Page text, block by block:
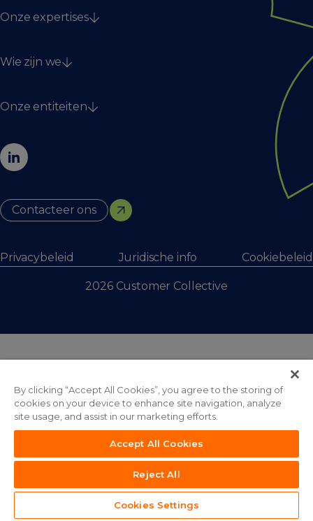
Onze expertises
Technology & data
Wie zijn we
Ons Collectief
Jobs
Contact
Onze entiteiten
Dignify
EnoRm
Fightclub
The House of Marketing
Webworks
Contacteer ons
Privacybeleid Juridische info Cookiebeleid
2026 Customer Collective
By clicking “Accept All Cookies”, you agree to the storing of
cookies on your device to enhance site navigation, analyze
site usage, and assist in our marketing efforts.
Accept All Cookies
Reject All
Cookies Settings